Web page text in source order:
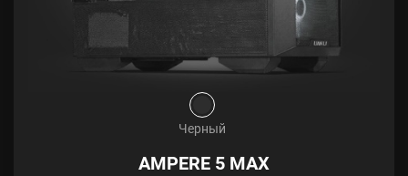
Черный
AMPERE 5 MAX